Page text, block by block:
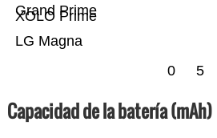
LG Magna
XOLO Prime
Grand Prime
0 5
Capacidad de la batería (mAh)